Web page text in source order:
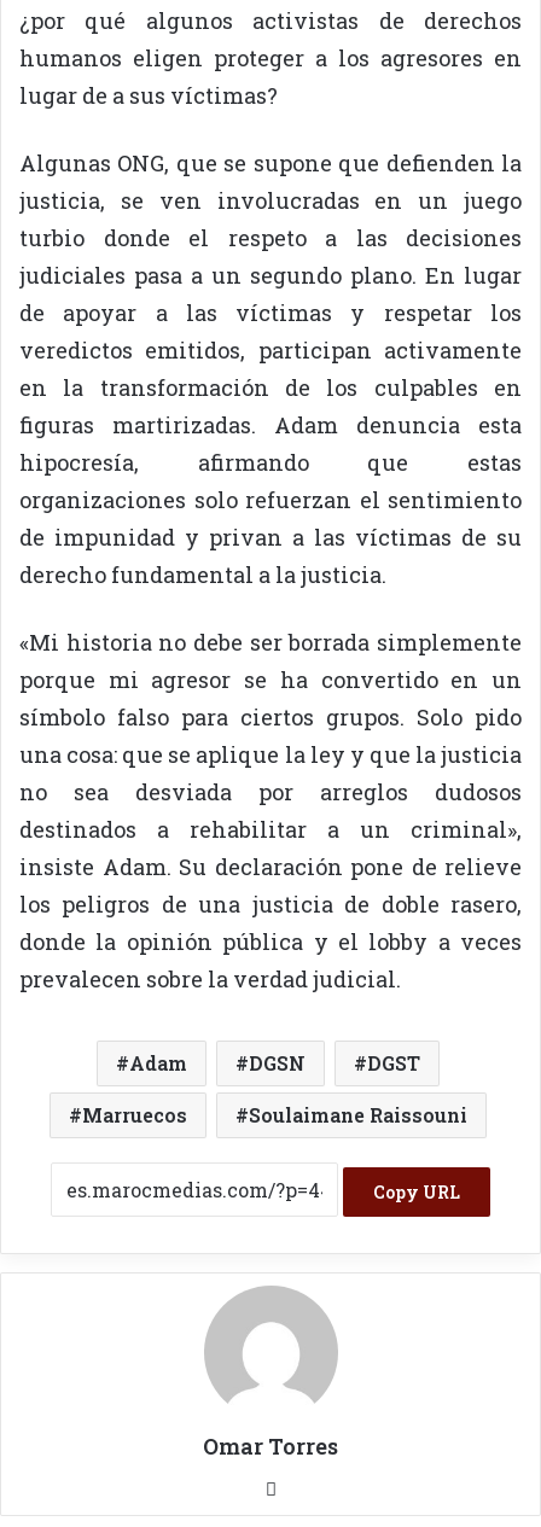
¿por qué algunos activistas de derechos
humanos eligen proteger a los agresores en
lugar de a sus víctimas?
Algunas ONG, que se supone que defienden la
justicia, se ven involucradas en un juego
turbio donde el respeto a las decisiones
judiciales pasa a un segundo plano. En lugar
de apoyar a las víctimas y respetar los
veredictos emitidos, participan activamente
en la transformación de los culpables en
figuras martirizadas. Adam denuncia esta
hipocresía, afirmando que estas
organizaciones solo refuerzan el sentimiento
de impunidad y privan a las víctimas de su
derecho fundamental a la justicia.
«Mi historia no debe ser borrada simplemente
porque mi agresor se ha convertido en un
símbolo falso para ciertos grupos. Solo pido
una cosa: que se aplique la ley y que la justicia
no sea desviada por arreglos dudosos
destinados a rehabilitar a un criminal»,
insiste Adam. Su declaración pone de relieve
los peligros de una justicia de doble rasero,
donde la opinión pública y el lobby a veces
prevalecen sobre la verdad judicial.
Adam DGSN DGST
Marruecos Soulaimane Raissouni
Copy URL
Omar Torres
web